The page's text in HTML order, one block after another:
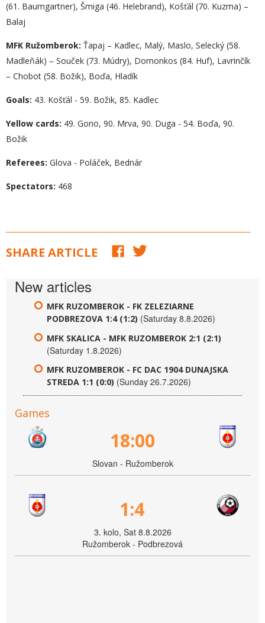
(61. Baumgartner), Šmiga (46. Helebrand), Košťál (70. Kuzma) –
Balaj
MFK Ružomberok: Ťapaj – Kadlec, Malý, Maslo, Selecký (58.
Madleňák) – Souček (73. Múdry), Domonkos (84. Huf), Lavrinčík
– Chobot (58. Božik), Boďa, Hladík
Goals: 43. Košťál - 59. Božik, 85. Kadlec
Yellow cards: 49. Gono, 90. Mrva, 90. Duga - 54. Boďa, 90.
Božik
Referees: Glova - Poláček, Bednár
Spectators: 468
SHARE ARTICLE
New articles
MFK RUZOMBEROK - FK ZELEZIARNE
PODBREZOVA 1:4 (1:2) (Saturday 8.8.2026)
MFK SKALICA - MFK RUZOMBEROK 2:1 (2:1)
(Saturday 1.8.2026)
MFK RUZOMBEROK - FC DAC 1904 DUNAJSKA
STREDA 1:1 (0:0) (Sunday 26.7.2026)
Games
18:00
Slovan - Ružomberok
1:4
3. kolo, Sat 8.8.2026
Ružomberok - Podbrezová